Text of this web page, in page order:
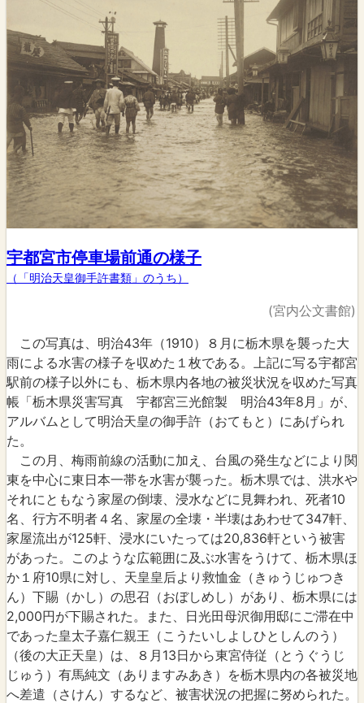
宇都宮市停車場前通の様子
（「明治天皇御手許書類」のうち）
(宮内公文書館)
この写真は、明治43年（1910）８月に栃木県を襲った大
雨による水害の様子を収めた１枚である。上記に写る宇都宮
駅前の様子以外にも、栃木県内各地の被災状況を収めた写真
帳「栃木県災害写真 宇都宮三光館製 明治43年8月」が、
アルバムとして明治天皇の御手許（おてもと）にあげられ
た。
この月、梅雨前線の活動に加え、台風の発生などにより関
東を中心に東日本一帯を水害が襲った。栃木県では、洪水や
それにともなう家屋の倒壊、浸水などに見舞われ、死者10
名、行方不明者４名、家屋の全壊・半壊はあわせて347軒、
家屋流出が125軒、浸水にいたっては20,836軒という被害
があった。このような広範囲に及ぶ水害をうけて、栃木県ほ
か１府10県に対し、天皇皇后より救恤金（きゅうじゅつき
ん）下賜（かし）の思召（おぼしめし）があり、栃木県には
2,000円が下賜された。また、日光田母沢御用邸にご滞在中
であった皇太子嘉仁親王（こうたいしよしひとしんのう）
（後の大正天皇）は、８月13日から東宮侍従（とうぐうじ
じゅう）有馬純文（ありますみあき）を栃木県内の各被災地
へ差遣（さけん）するなど、被害状況の把握に努められた。